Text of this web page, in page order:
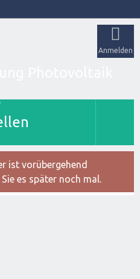
Anmelden
ist vorübergehend
es später noch mal.